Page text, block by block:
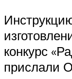
конкурс
прислали